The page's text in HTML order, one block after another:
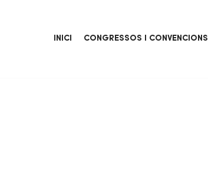
INICI CONGRESSOS I CONVENCIONS